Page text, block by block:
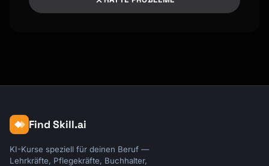
Find Skill.ai
KI-Kurse speziell für deinen Beruf —
Lehrkräfte, Pflegekräfte, Buchhalter,